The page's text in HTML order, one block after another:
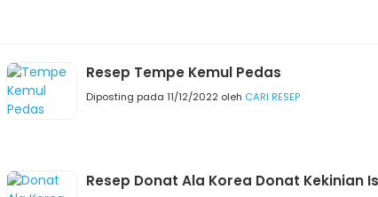
Resep Tempe Kemul Pedas
Diposting pada 11/12/2022 oleh CARI RESEP
Resep Donat Ala Korea Donat Kekinian